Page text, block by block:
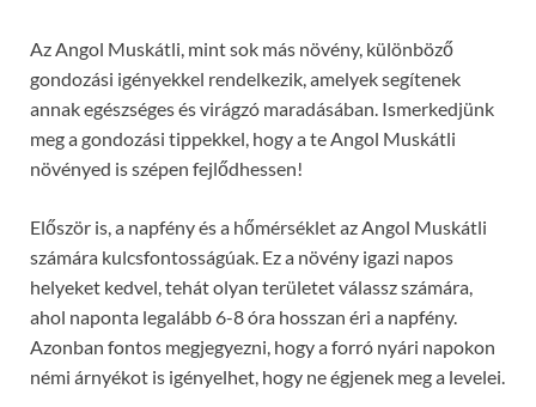
Az Angol Muskátli, mint sok más növény, különböző
gondozási igényekkel rendelkezik, amelyek segítenek
annak egészséges és virágzó maradásában. Ismerkedjünk
meg a gondozási tippekkel, hogy a te Angol Muskátli
növényed is szépen fejlődhessen!
Először is, a napfény és a hőmérséklet az Angol Muskátli
számára kulcsfontosságúak. Ez a növény igazi napos
helyeket kedvel, tehát olyan területet válassz számára,
ahol naponta legalább 6-8 óra hosszan éri a napfény.
Azonban fontos megjegyezni, hogy a forró nyári napokon
némi árnyékot is igényelhet, hogy ne égjenek meg a levelei.